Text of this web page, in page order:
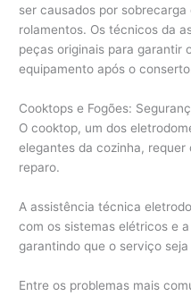
ser causados por
rolamentos. Os técnicos da
peças originais para garantir
equipamento após o
Cooktops e Fogões:
O cooktop, um dos
elegantes da cozinha,
reparo.
A assistência técnica
com os sistemas elétricos e
garantindo que o serviço
Entre os problemas mais